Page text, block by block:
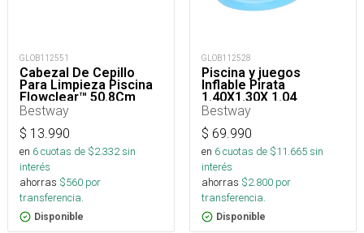
GLOB112551
Cabezal De Cepillo
Para Limpieza Piscina
Flowclear™ 50.8Cm
Bestway
$ 13.990
en 6cuotas de $2.332sin
interés
ahorras $560 por
transferencia.
Disponible
GLOB112528
Piscina y juegos
Inflable Pirata
1.40X1.30X 1.04
Bestway
$ 69.990
en 6cuotas de $11.665sin
interés
ahorras $2.800 por
transferencia.
Disponible